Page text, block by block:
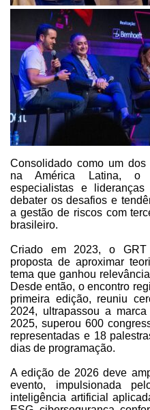
Consolidado como um
na América Latina, o
especialistas e
debater os desafios e
a gestão de riscos com
brasileiro.
Criado em 2023, o GRT
proposta de aproximar
tema que ganhou
Desde então, o encontro
primeira edição, reuniu
2024, ultrapassou a
2025, superou 600
representadas e 18
dias de programação.
A edição de 2026 deve
evento, impulsionada
inteligência artificial